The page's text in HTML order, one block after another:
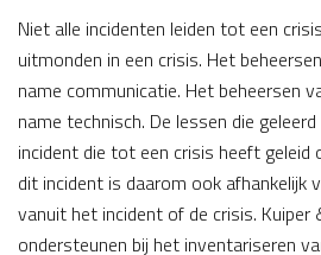
Niet alle incidenten leiden tot een
uitmonden in een crisis. Het
name communicatie. Het beheersen
name technisch. De lessen die
incident die tot een crisis heeft geleid
dit incident is daarom ook afhankelijk
vanuit het incident of de crisis. Kuiper
ondersteunen bij het inventariseren